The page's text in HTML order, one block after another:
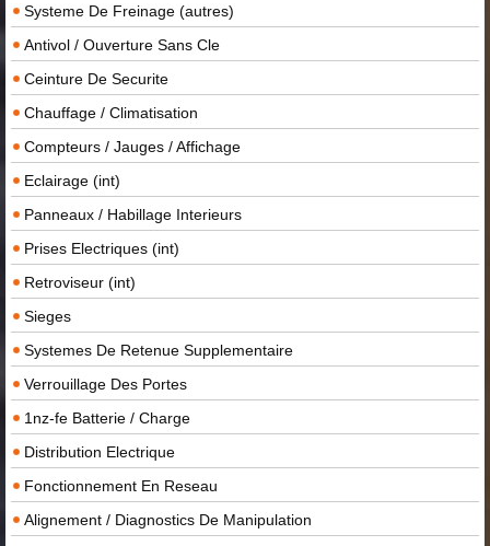
Systeme De Freinage (autres)
Antivol / Ouverture Sans Cle
Ceinture De Securite
Chauffage / Climatisation
Compteurs / Jauges / Affichage
Eclairage (int)
Panneaux / Habillage Interieurs
Prises Electriques (int)
Retroviseur (int)
Sieges
Systemes De Retenue Supplementaire
Verrouillage Des Portes
1nz-fe Batterie / Charge
Distribution Electrique
Fonctionnement En Reseau
Alignement / Diagnostics De Manipulation